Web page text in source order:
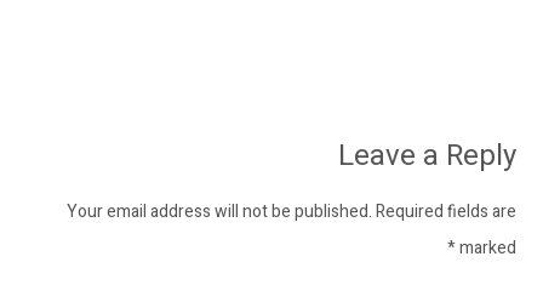
Leave a Reply
Your email address will not be published. Required fields are
marked
*